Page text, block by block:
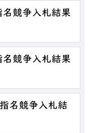
競争入札結果
競争入札結果
名競争入札結